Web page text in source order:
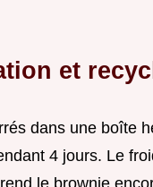
et
dans une boîte
4 jours. Le